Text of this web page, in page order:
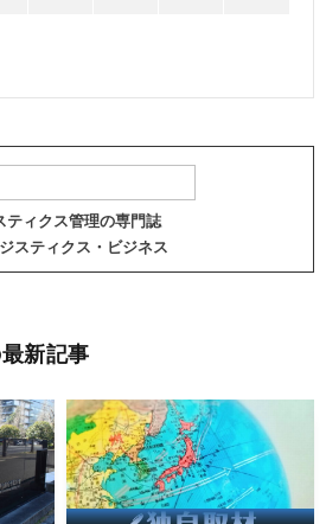
ティクス管理の専門誌
スティクス・ビジネス
新記事